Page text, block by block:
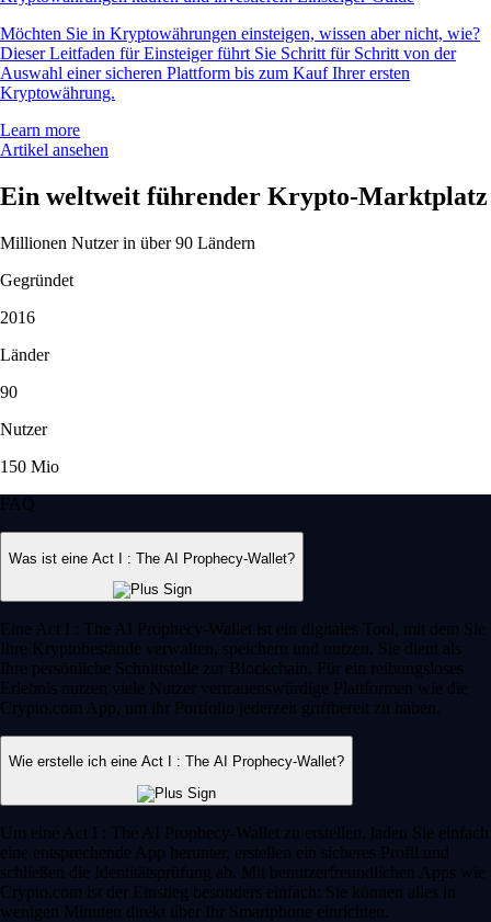
Möchten Sie in Kryptowährungen einsteigen, wissen aber nicht, wie?
Dieser Leitfaden für Einsteiger führt Sie Schritt für Schritt von der
Auswahl einer sicheren Plattform bis zum Kauf Ihrer ersten
Kryptowährung.
Learn more
Artikel ansehen
Ein weltweit führender Krypto-Marktplatz
Millionen Nutzer in über 90 Ländern
Gegründet
2016
Länder
90
Nutzer
150 Mio
FAQ
Was ist eine Act I : The AI Prophecy-Wallet?
Eine Act I : The AI Prophecy-Wallet ist ein digitales Tool, mit dem Sie
Ihre Kryptobestände verwalten, speichern und nutzen. Sie dient als
Ihre persönliche Schnittstelle zur Blockchain. Für ein reibungsloses
Erlebnis nutzen viele Nutzer vertrauenswürdige Plattformen wie die
Crypto.com App, um ihr Portfolio jederzeit griffbereit zu haben.
Wie erstelle ich eine Act I : The AI Prophecy-Wallet?
Um eine Act I : The AI Prophecy-Wallet zu erstellen, laden Sie einfach
eine entsprechende App herunter, erstellen ein sicheres Profil und
schließen die Identitätsprüfung ab. Mit benutzerfreundlichen Apps wie
Crypto.com ist der Einstieg besonders einfach: Sie können alles in
wenigen Minuten direkt über Ihr Smartphone einrichten.